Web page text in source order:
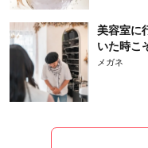
美容室に
いた時こ
メガネ